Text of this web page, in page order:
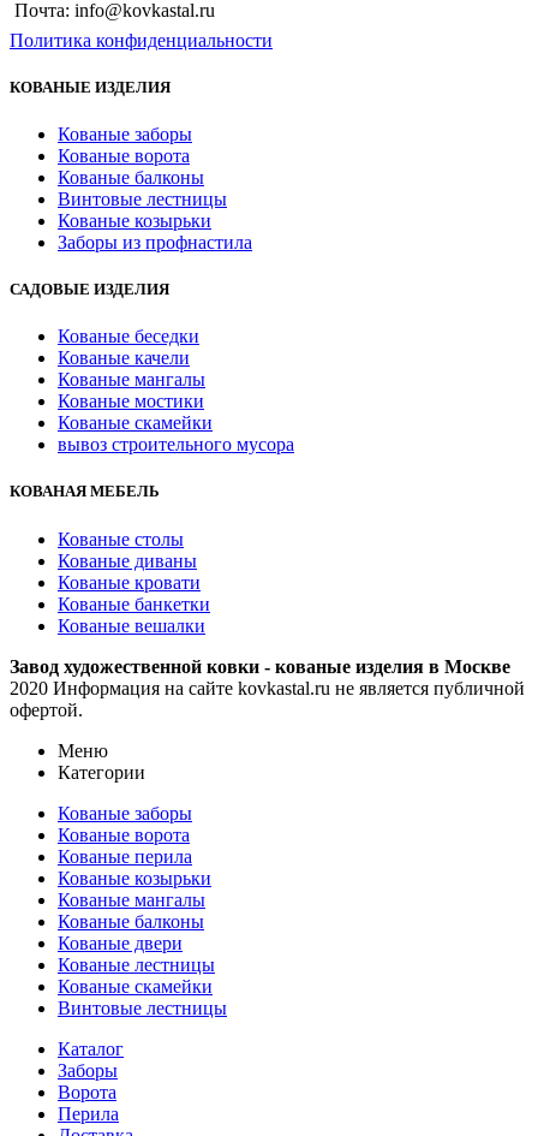
Почта: info@kovkastal.ru
Политика конфиденциальности
КОВАНЫЕ ИЗДЕЛИЯ
Кованые заборы
Кованые ворота
Кованые балконы
Винтовые лестницы
Кованые козырьки
Заборы из профнастила
САДОВЫЕ ИЗДЕЛИЯ
Кованые беседки
Кованые качели
Кованые мангалы
Кованые мостики
Кованые скамейки
вывоз строительного мусора
КОВАНАЯ МЕБЕЛЬ
Кованые столы
Кованые диваны
Кованые кровати
Кованые банкетки
Кованые вешалки
Завод художественной ковки - кованые изделия в Москве
2020 Информация на сайте kovkastal.ru не является публичной
офертой.
Меню
Категории
Кованые заборы
Кованые ворота
Кованые перила
Кованые козырьки
Кованые мангалы
Кованые балконы
Кованые двери
Кованые лестницы
Кованые скамейки
Винтовые лестницы
Каталог
Заборы
Ворота
Перила